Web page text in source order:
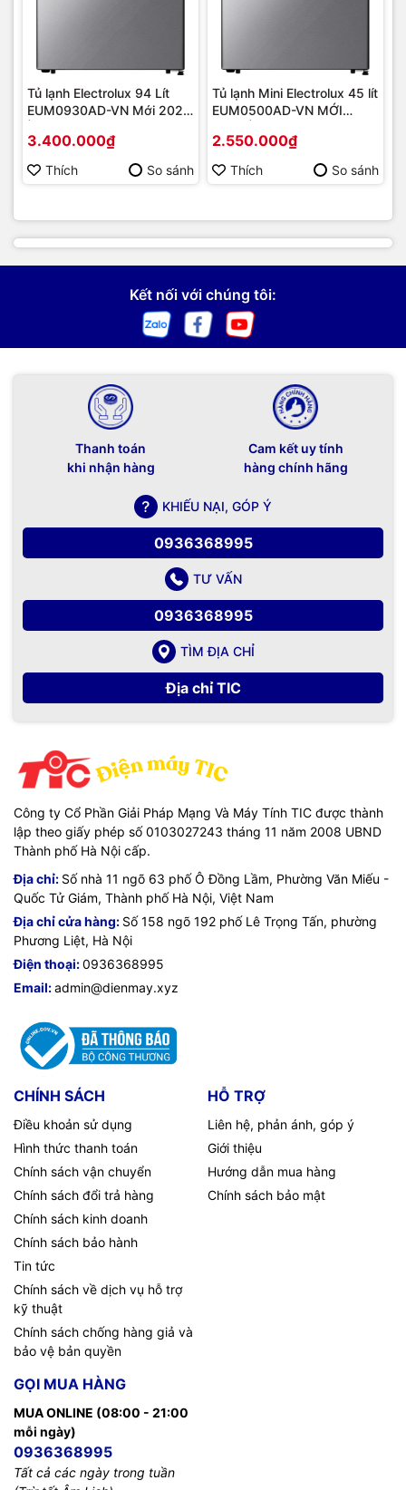
Tủ lạnh Electrolux 94 Lít
EUM0930AD-VN Mới 2022
3.400.000₫
Thích So sánh
Tủ lạnh Mini Electrolux 45 lít
EUM0500AD-VN MỚI
2.550.000₫
Thích So sánh
Kết nối với chúng tôi:
Thanh toán
khi nhận hàng
Cam kết uy tính
hàng chính hãng
KHIẾU NẠI, GÓP Ý
0936368995
TƯ VẤN
0936368995
TÌM ĐỊA CHỈ
Địa chỉ TIC
Công ty Cổ Phần Giải Pháp Mạng Và Máy Tính TIC được thành
lập theo giấy phép số 0103027243 tháng 11 năm 2008 UBND
Thành phố Hà Nội cấp.
Địa chỉ: Số nhà 11 ngõ 63 phố Ô Đồng Lầm, Phường Văn Miếu -
Quốc Tử Giám, Thành phố Hà Nội, Việt Nam
Địa chỉ cửa hàng: Số 158 ngõ 192 phố Lê Trọng Tấn, phường
Phương Liệt, Hà Nội
Điện thoại:0936368995
Email:admin@dienmay.xyz
CHÍNH SÁCH
Điều khoản sử dụng
Hình thức thanh toán
Chính sách vận chuyển
Chính sách đổi trả hàng
Chính sách kinh doanh
Chính sách bảo hành
Tin tức
Chính sách về dịch vụ hỗ trợ
kỹ thuật
Chính sách chống hàng giả và
bảo vệ bản quyền
HỖ TRỢ
Liên hệ, phản ánh, góp ý
Giới thiệu
Hướng dẫn mua hàng
Chính sách bảo mật
GỌI MUA HÀNG
MUA ONLINE (08:00 - 21:00
mỗi ngày)
0936368995
Tất cả các ngày trong tuần